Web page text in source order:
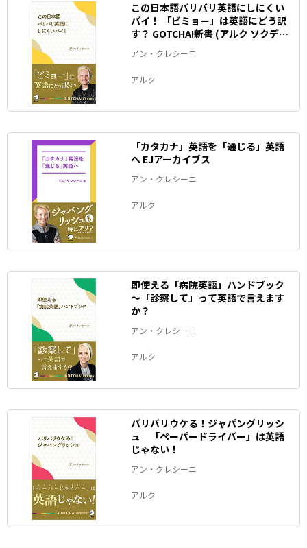
この日本語バリバリ英語にしにくい
バイ！ 「ビミョー」は英語にどう訳
す？ GOTCHA!新書 (アルク ソクデジ
BOOKS)
アン・クレシーニ
アルク
「カタカナ」英語を「通じる」英語
へ EJアーカイブス
アン・クレシーニ
アルク
即使える「病院英語」ハンドブック
～「診察して」って英語で言えます
か？
アン・クレシーニ
アルク
バリバリウケる！ジャパングリッシ
ュ 「ペーパードライバー」は英語
じゃない！
アン・クレシーニ
アルク